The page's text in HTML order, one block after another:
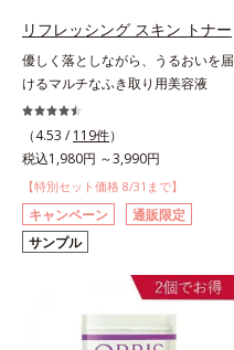
リフレッシング スキン トナー
優しく落としながら、うるおいを届
けるマルチなふき取り用美容液
（4.53 / 119件）
税込1,980円 ～3,990円
【特別セット価格 8/31まで】
キャンペーン
通販限定
サンプル